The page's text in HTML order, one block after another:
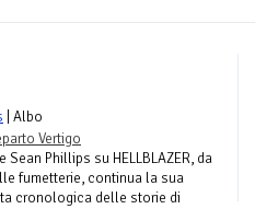
| Albo
Vertigo
Phillips su HELLBLAZER, da
fumetterie, continua la sua
cronologica delle storie di